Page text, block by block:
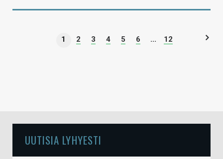
1 2 3 4 5 6 ... 12
UUTISIA LYHYESTI